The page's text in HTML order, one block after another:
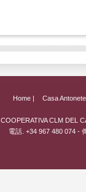
Home | Casa
CLM DEL
電話. +34 967 480 074 -